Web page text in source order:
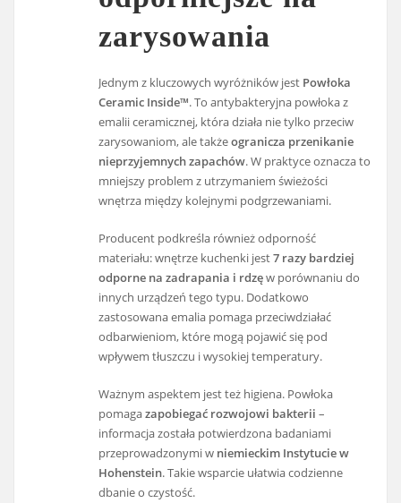
zarysowania
Jednym z kluczowych wyróżników jest Powłoka
Ceramic Inside™. To antybakteryjna powłoka z
emalii ceramicznej, która działa nie tylko przeciw
zarysowaniom, ale takżeogranicza przenikanie
nieprzyjemnych zapachów. W praktyce oznacza to
mniejszy problem z utrzymaniem świeżości
wnętrza między kolejnymi podgrzewaniami.
Producent podkreśla również odporność
materiału: wnętrze kuchenki jest7 razy bardziej
odporne na zadrapania i rdzęw porównaniu do
innych urządzeń tego typu. Dodatkowo
zastosowana emalia pomaga przeciwdziałać
odbarwieniom, które mogą pojawić się pod
wpływem tłuszczu i wysokiej temperatury.
Ważnym aspektem jest też higiena. Powłoka
pomagazapobiegać rozwojowi bakterii –
informacja została potwierdzona badaniami
przeprowadzonymi w niemieckim Instytucie w
Hohenstein. Takie wsparcie ułatwia codzienne
dbanie o czystość.